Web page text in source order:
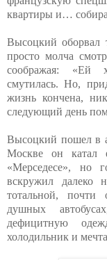
квартиры и…
Высоцкий оборвал
просто молча
соображая: «Ей
смутилась. Но,
жизнь кончена,
следующий день
Высоцкий пошел в
Москве он катал
«Мерседесе», но
вскружил далеко
тотальной, почти
душных
дефицитную
холодильник и